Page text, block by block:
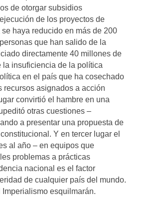
de otorgar subsidios
de los proyectos de
haya reducido en más de 200
que han salido de la
directamente 40 millones de
la insuficiencia de la política
en el país que ha cosechado
recursos asignados a acción
convirtió el hambre en una
otras cuestiones –
a presentar una propuesta de
Y en tercer lugar el
al año – en equipos que
problemas a prácticas
nacional es el factor
de cualquier país del mundo.
esquilmarán.